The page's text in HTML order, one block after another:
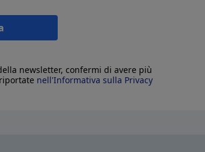
newsletter, confermi di avere più
nell'Informativa sulla Privacy